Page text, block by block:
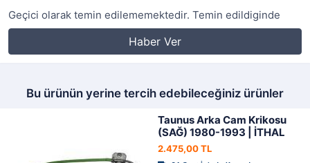
Geçici olarak temin edilememektedir. Temin edildiginde
Haber Ver
Bu ürünün yerine tercih edebileceğiniz ürünler
Taunus Arka Cam Krikosu
(SAĞ) 1980-1993 | İTHAL
2.475,00 TL